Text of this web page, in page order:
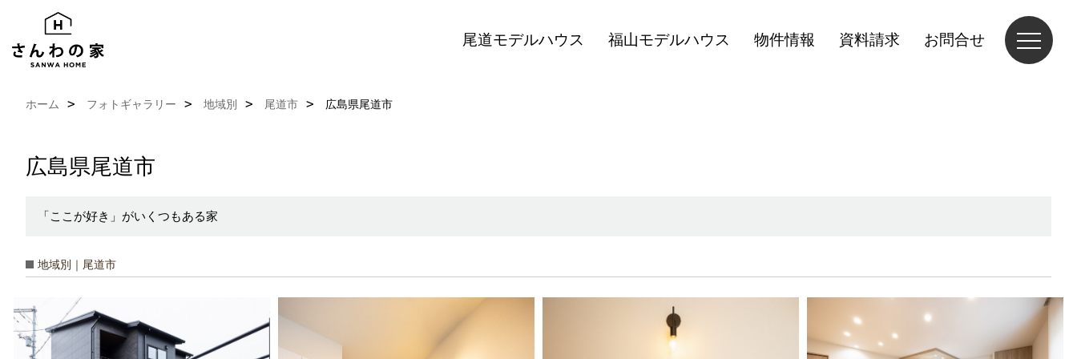
尾道モデルハウス 福山モデルハウス 物件情報 資料請求 お問合せ
ホーム フォトギャラリー 地域別 尾道市 広島県尾道市
広島県尾道市
「ここが好き」がいくつもある家
地域別｜尾道市